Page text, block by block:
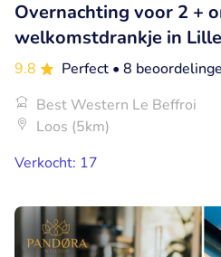
Overnachting voor 2 +
welkomstdrankje in Lille
9.8 Perfect • 8
Best Western Le Beffroi
Loos (5km)
Verkocht: 17